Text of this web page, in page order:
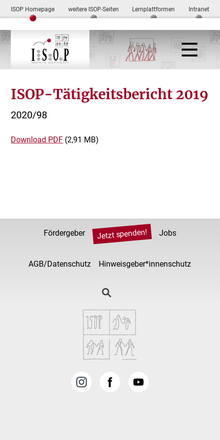
ISOP Homepage weitere ISOP-Seiten Lernplattformen Intranet
ISOP-Tätigkeitsbericht 2019
2020/98
Download PDF (2,91 MB)
Fördergeber Jetzt spenden! Jobs
AGB/Datenschutz Hinweisgeber*innenschutz